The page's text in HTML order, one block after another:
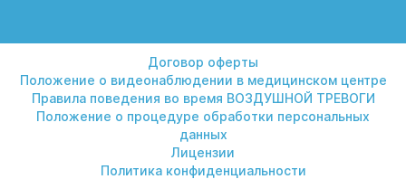
Договор оферты
Положение о видеонаблюдении в медицинском центре
Правила поведения во время ВОЗДУШНОЙ ТРЕВОГИ
Положение о процедуре обработки персональных
данных
Лицензии
Политика конфиденциальности